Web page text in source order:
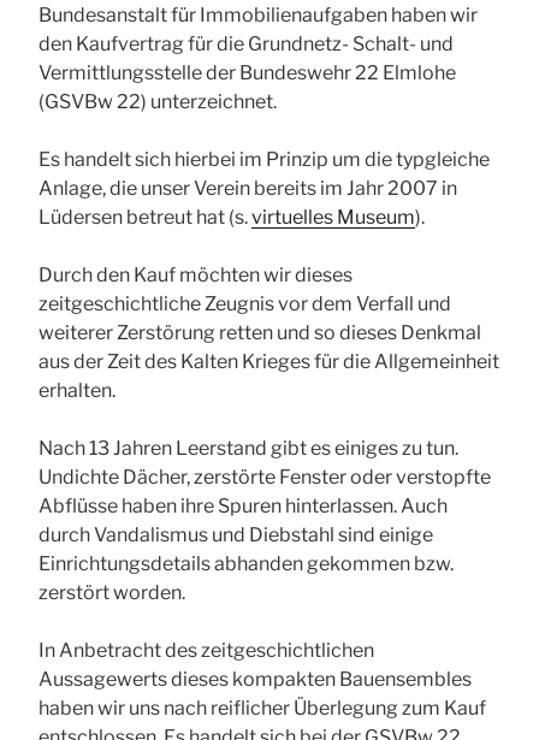
Bundesanstalt für Immobilienaufgaben haben wir
den Kaufvertrag für die Grundnetz- Schalt- und
Vermittlungsstelle der Bundeswehr 22 Elmlohe
(GSVBw 22) unterzeichnet.
Es handelt sich hierbei im Prinzip um die typgleiche
Anlage, die unser Verein bereits im Jahr 2007 in
Lüdersen betreut hat (s.virtuelles Museum).
Durch den Kauf möchten wir dieses
zeitgeschichtliche Zeugnis vor dem Verfall und
weiterer Zerstörung retten und so dieses Denkmal
aus der Zeit des Kalten Krieges für die Allgemeinheit
erhalten.
Nach 13 Jahren Leerstand gibt es einiges zu tun.
Undichte Dächer, zerstörte Fenster oder verstopfte
Abflüsse haben ihre Spuren hinterlassen. Auch
durch Vandalismus und Diebstahl sind einige
Einrichtungsdetails abhanden gekommen bzw.
zerstört worden.
In Anbetracht des zeitgeschichtlichen
Aussagewerts dieses kompakten Bauensembles
haben wir uns nach reiflicher Überlegung zum Kauf